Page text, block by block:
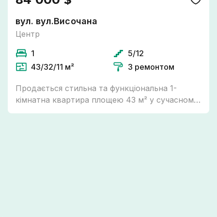
вул. вул.Височана
Центр
1
5/12
43/32/11 м²
З ремонтом
Продається стильна та функціональна 1-
кімнатна квартира площею 43 м² у сучасному
житловому комплексі . Квартира виконана у